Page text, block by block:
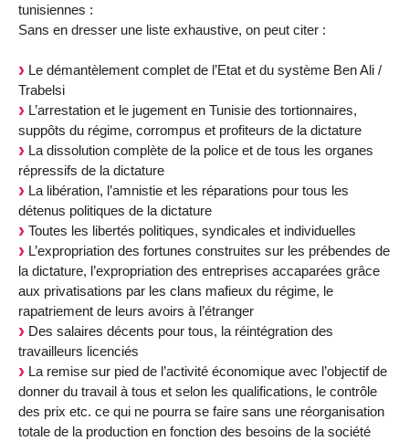
tunisiennes :
Sans en dresser une liste exhaustive, on peut citer :
Le démantèlement complet de l’Etat et du système Ben Ali /
Trabelsi
L’arrestation et le jugement en Tunisie des tortionnaires,
suppôts du régime, corrompus et profiteurs de la dictature
La dissolution complète de la police et de tous les organes
répressifs de la dictature
La libération, l’amnistie et les réparations pour tous les
détenus politiques de la dictature
Toutes les libertés politiques, syndicales et individuelles
L’expropriation des fortunes construites sur les prébendes de
la dictature, l’expropriation des entreprises accaparées grâce
aux privatisations par les clans mafieux du régime, le
rapatriement de leurs avoirs à l’étranger
Des salaires décents pour tous, la réintégration des
travailleurs licenciés
La remise sur pied de l’activité économique avec l’objectif de
donner du travail à tous et selon les qualifications, le contrôle
des prix etc. ce qui ne pourra se faire sans une réorganisation
totale de la production en fonction des besoins de la société